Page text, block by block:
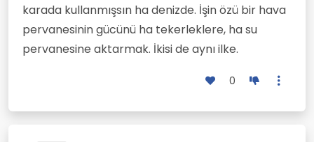
karada kullanmışsın ha denizde. İşin özü bir hava
pervanesinin gücünü ha tekerleklere, ha su
pervanesine aktarmak. İkisi de aynı ilke.
0